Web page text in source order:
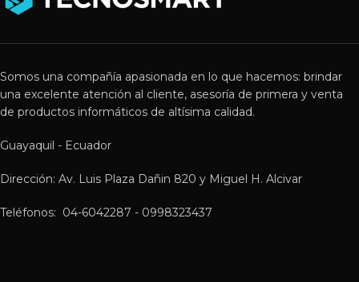
Somos una compañía apasionada en lo que hacemos: brindar
una excelente atención al cliente, asesoría de primera y venta
de productos informáticos de altísima calidad.
Guayaquil - Ecuador
Dirección: Av. Luis Plaza Dañin 820 y Miguel H. Alcivar
Teléfonos: 04-6042287 - 0998323437